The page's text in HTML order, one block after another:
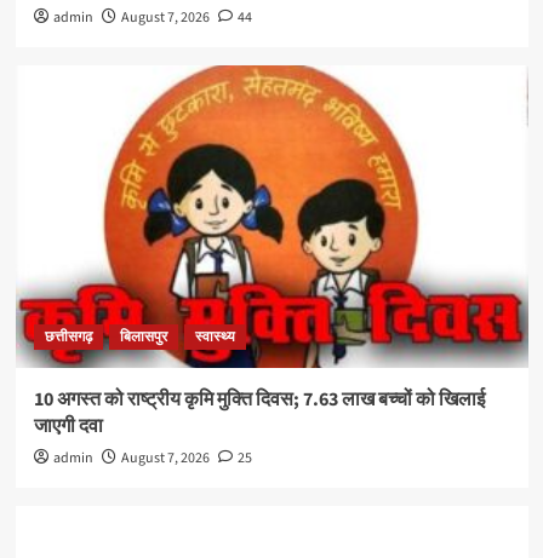
admin August 7, 2026 44
छत्तीसगढ़ बिलासपुर स्वास्थ्य
10 अगस्त को राष्ट्रीय कृमि मुक्ति दिवस; 7.63 लाख बच्चों को खिलाई
जाएगी दवा
admin August 7, 2026 25